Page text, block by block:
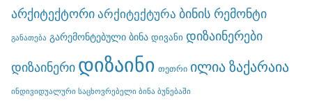
არქიტექტორიარქიტექტურა ბინის რემონტი
განათება გარემონტებული ბინა დივანი დიზაინერები
დიზაინერი დიზაინი თეთრი ილია ზაქარაია
ინდივიდუალური საცხოვრებელი ბინა ბუნებაში